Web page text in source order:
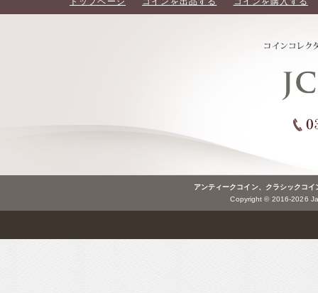
アンティークコイン、クラシックコ
Copyright © 2016-2026